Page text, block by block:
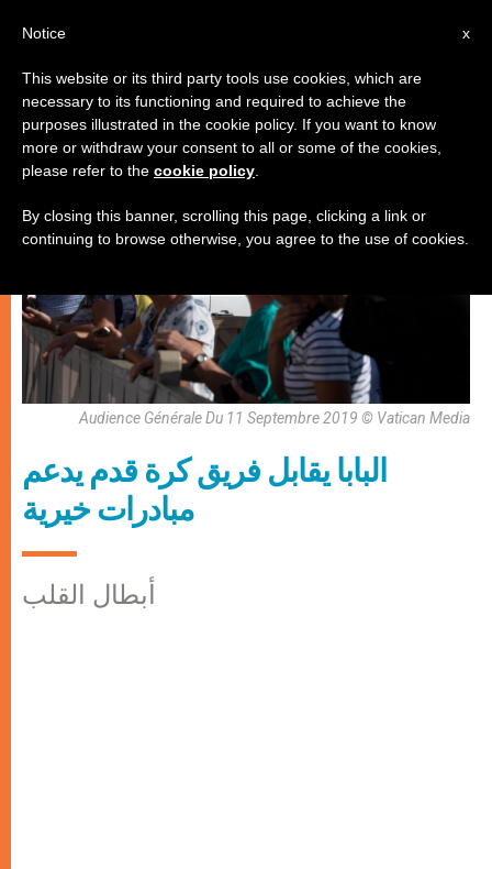
إيكولوجيا شاملة
Audience Générale Du 11 Septembre 2019 © Vatican Media
البابا يقابل فريق كرة قدم يدعم
مبادرات خيرية
أبطال القلب
x
Notice
This website or its third party tools use cookies, which are
necessary to its functioning and required to achieve the
purposes illustrated in the cookie policy. If you want to know
more or withdraw your consent to all or some of the cookies,
please refer to the cookie policy
By closing this banner, scrolling this page, clicking a link or
continuing to browse otherwise, you agree to the use of cookies.